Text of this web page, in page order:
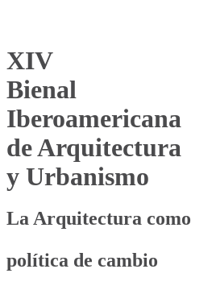
XIV
Bienal
Iberoamericana
de Arquitectura
y Urbanismo
La Arquitectura como
política de cambio